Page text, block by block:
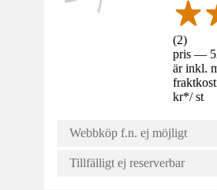
(2)
pris —
är inkl.
kr*/ st
Webbköp f.n. ej möjligt
Tillfälligt ej reserverbar